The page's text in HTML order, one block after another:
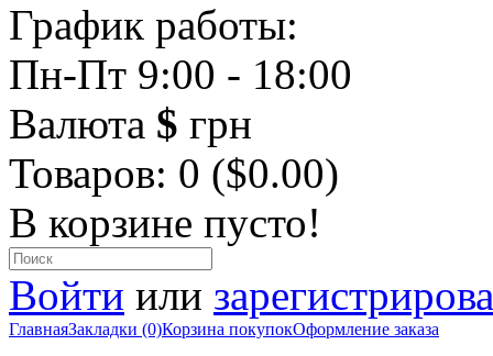
График работы:
Пн-Пт 9:00 - 18:00
Валюта $ грн
Товаров: 0 ($0.00)
В корзине пусто!
Войти или
ГлавнаяЗакладки (0)Корзина покупокОформление заказа